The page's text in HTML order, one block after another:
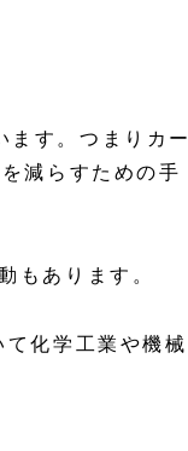
ます。つまりカー
減らすための手
もあります。
化学工業や機械